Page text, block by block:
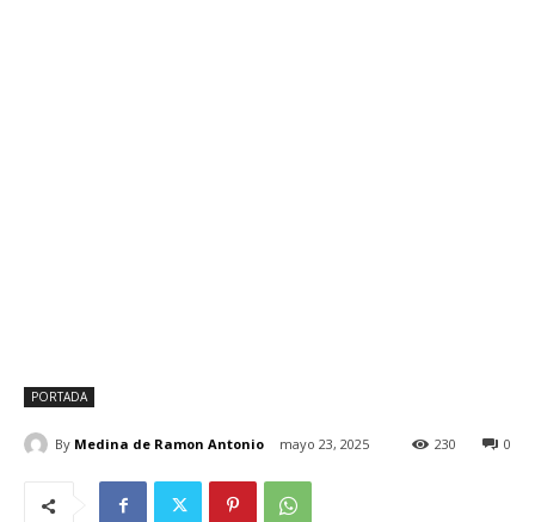
PORTADA
By Medina de Ramon Antonio mayo 23, 2025 0
230